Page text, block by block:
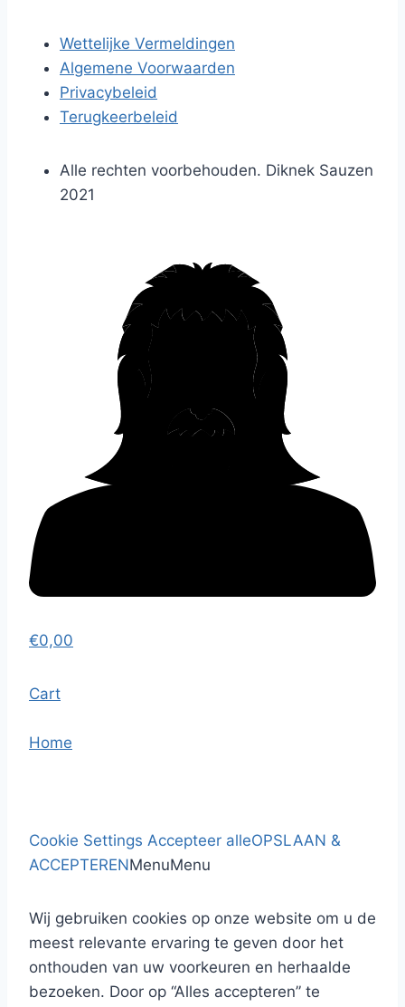
Wettelijke Vermeldingen
Algemene Voorwaarden
Privacybeleid
Terugkeerbeleid
Alle rechten voorbehouden. Diknek Sauzen
2021
€0,00
Cart
Home
Cookie Settings Accepteer alleOPSLAAN &
ACCEPTERENMenuMenu
Wij gebruiken cookies op onze website om u de
meest relevante ervaring te geven door het
onthouden van uw voorkeuren en herhaalde
bezoeken. Door op “Alles accepteren” te